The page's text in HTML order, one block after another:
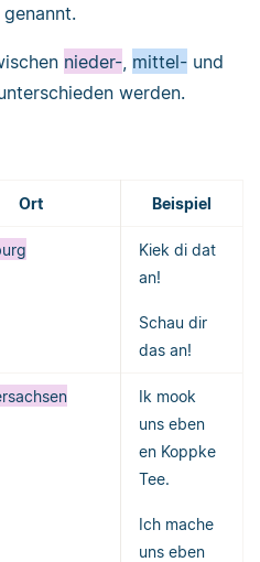
nieder- mittel- und
werden.
Ort Beispiel
Kiek di dat
an!
Schau dir
das an!
Ik mook
uns eben
en Koppke
Tee.
Ich mache
uns eben